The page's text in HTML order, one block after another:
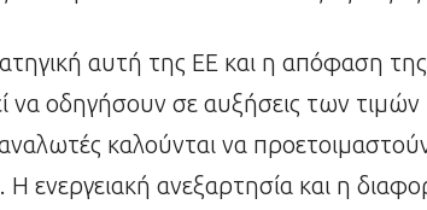
αυτή της ΕΕ και η απόφαση
να οδηγήσουν σε αυξήσεις των τιμών
καλούνται να
Η ενεργειακή ανεξαρτησία και η